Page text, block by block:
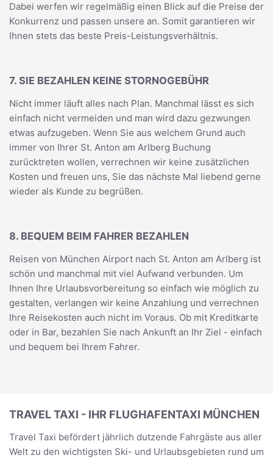
Dabei werfen wir regelmäßig einen Blick auf die Preise der
Konkurrenz und passen unsere an. Somit garantieren wir
Ihnen stets das beste Preis-Leistungsverhältnis.
7. SIE BEZAHLEN KEINE STORNOGEBÜHR
Nicht immer läuft alles nach Plan. Manchmal lässt es sich
einfach nicht vermeiden und man wird dazu gezwungen
etwas aufzugeben. Wenn Sie aus welchem Grund auch
immer von Ihrer St. Anton am Arlberg Buchung
zurücktreten wollen, verrechnen wir keine zusätzlichen
Kosten und freuen uns, Sie das nächste Mal liebend gerne
wieder als Kunde zu begrüßen.
8. BEQUEM BEIM FAHRER BEZAHLEN
Reisen von München Airport nach St. Anton am Arlberg ist
schön und manchmal mit viel Aufwand verbunden. Um
Ihnen Ihre Urlaubsvorbereitung so einfach wie möglich zu
gestalten, verlangen wir keine Anzahlung und verrechnen
Ihre Reisekosten auch nicht im Voraus. Ob mit Kreditkarte
oder in Bar, bezahlen Sie nach Ankunft an Ihr Ziel - einfach
und bequem bei Ihrem Fahrer.
TRAVEL TAXI - IHR FLUGHAFENTAXI MÜNCHEN
Travel Taxi befördert jährlich dutzende Fahrgäste aus aller
Welt zu den wichtigsten Ski- und Urlaubsgebieten rund um